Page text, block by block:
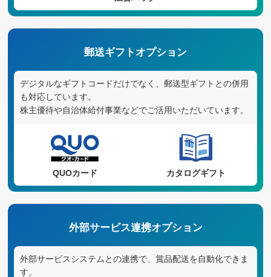
郵送ギフトオプション
デジタルなギフトコードだけでなく、郵送型ギフトとの併用
も対応しています。
株主優待や自治体給付事業などでご活用いただいています。
QUOカード カタログギフト
外部サービス連携オプション
外部サービスシステムとの連携で、賞品配送を自動化できま
す。